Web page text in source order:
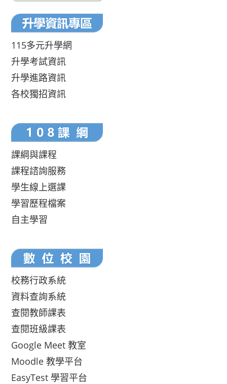
115多元升學網
升學考試資訊
升學進路資訊
各校獨招資訊
課綱與課程
課程諮詢服務
學生線上選課
學習歷程檔案
自主學習
校務行政系統
資料查詢系統
查閱教師課表
查閱班級課表
Google Meet 教室
Moodle 教學平台
EasyTest 學習平台